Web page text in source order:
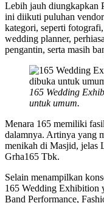
Lebih jauh diungkapkan
ini diikuti puluhan
kategori, seperti
wedding planner,
pengantin, serta masih
165 Wedding
untuk umum.
Menara 165 memiliki
dalamnya. Artinya yang
menikah di Masjid, jelas
Grha165 Tbk.
Selain menampilkan
165 Wedding Exhibition
Band Performance,